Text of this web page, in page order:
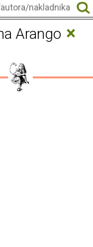
Arango ×